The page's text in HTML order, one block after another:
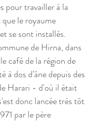
pour travailler à la
le royaume
se sont installés.
de Hirna, dans
café de la région de
à dos d'âne depuis des
Harari - d'où il était
donc lancée très tôt
par le père